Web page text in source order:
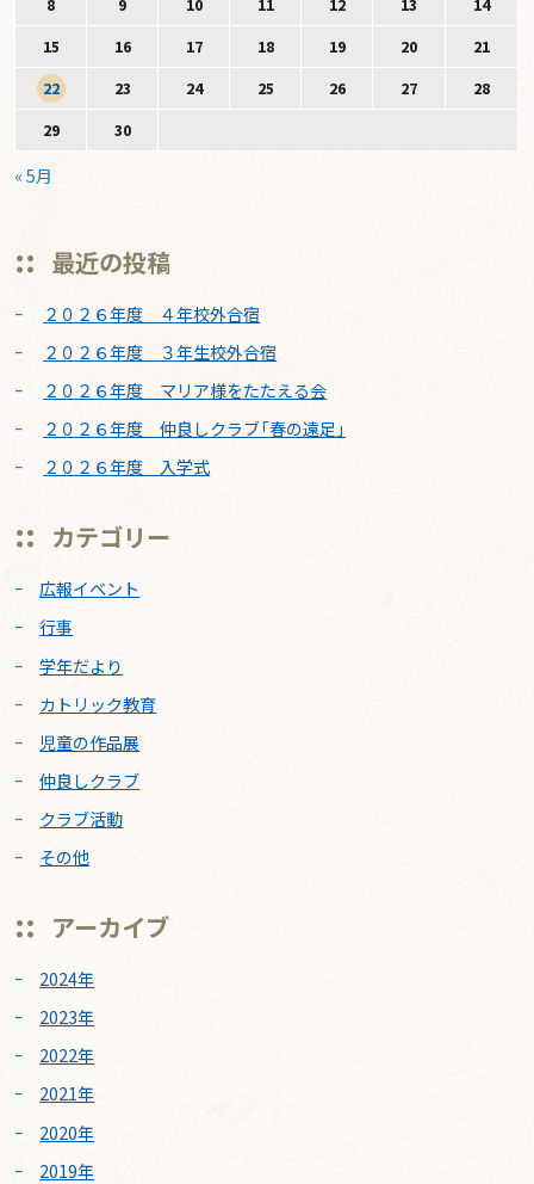
8 9 10 11 12 13 14
15 16 17 18 19 20 21
22 23 24 25 26 27 28
29 30
« 5月
最近の投稿
２０２６年度 ４年校外合宿
２０２６年度 ３年生校外合宿
２０２６年度 マリア様をたたえる会
２０２６年度 仲良しクラブ「春の遠足」
２０２６年度 入学式
カテゴリー
広報イベント
行事
学年だより
カトリック教育
児童の作品展
仲良しクラブ
クラブ活動
その他
アーカイブ
2024年
2023年
2022年
2021年
2020年
2019年